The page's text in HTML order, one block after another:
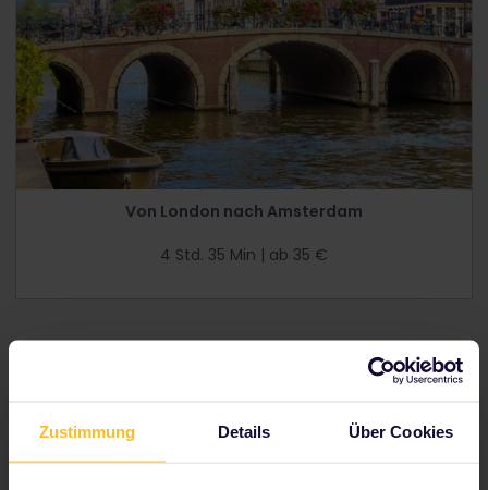
Zustimmung Details Über Cookies
Von London nach Amsterdam
4 Std. 35 Min | ab 35 €